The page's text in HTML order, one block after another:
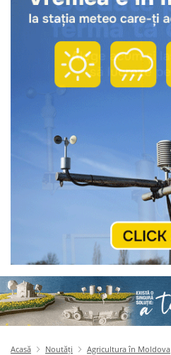
Acasă Noutăți Agricultura în Moldova